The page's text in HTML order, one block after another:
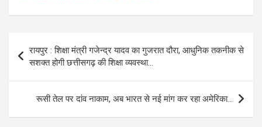
navigation
रायपुर : शिक्षा मंत्री गजेन्द्र यादव का गुजरात दौरा, आधुनिक तकनीक से
सशक्त होगी छत्तीसगढ़ की शिक्षा व्यवस्था…
रूसी तेल पर दांव नाकाम, अब भारत से नई मांग कर रहा अमेरिका…